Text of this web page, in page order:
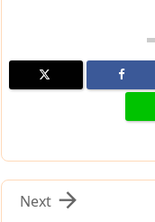

Next